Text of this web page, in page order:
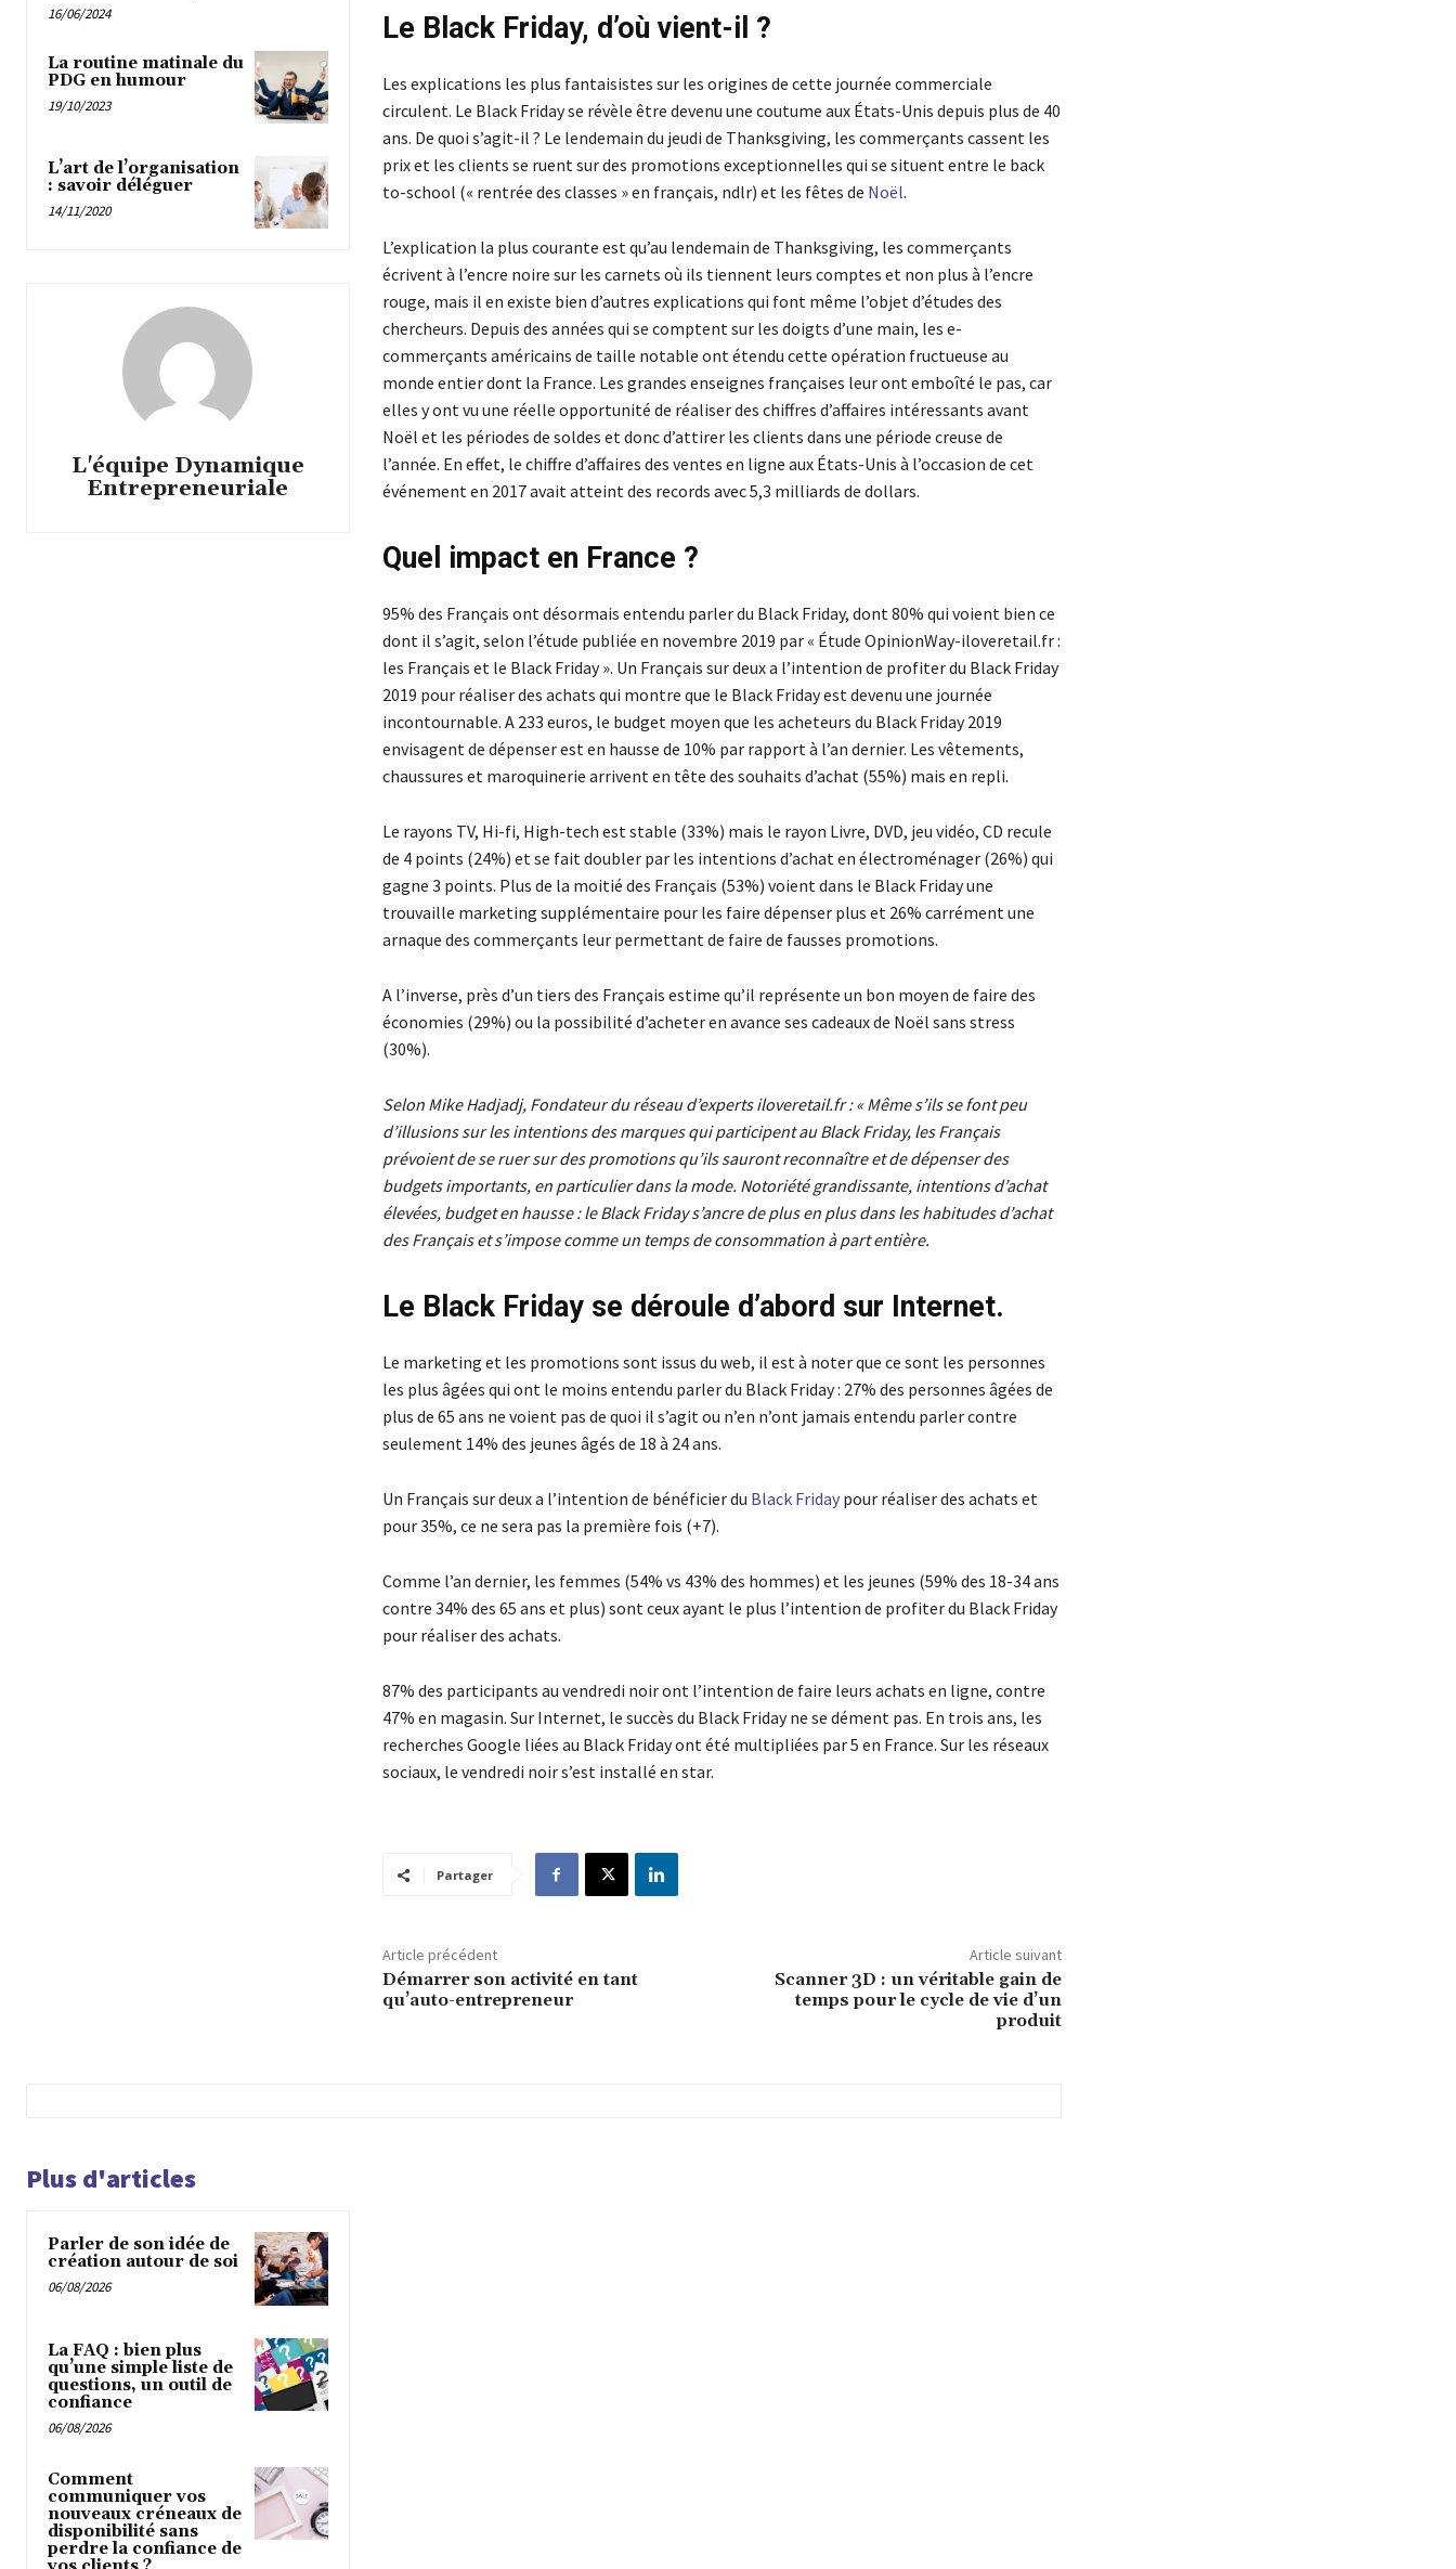
16/06/2024
La routine matinale du
PDG en humour
19/10/2023
L’art de l’organisation
: savoir déléguer
14/11/2020
L'équipe Dynamique
Entrepreneuriale
Le Black Friday, d’où vient-il ?
Les explications les plus fantaisistes sur les origines de cette journée commerciale
circulent. Le Black Friday se révèle être devenu une coutume aux États-Unis depuis plus de 40
ans. De quoi s’agit-il ? Le lendemain du jeudi de Thanksgiving, les commerçants cassent les
prix et les clients se ruent sur des promotions exceptionnelles qui se situent entre le back
to-school (« rentrée des classes » en français, ndlr) et les fêtes de Noël.
L’explication la plus courante est qu’au lendemain de Thanksgiving, les commerçants
écrivent à l’encre noire sur les carnets où ils tiennent leurs comptes et non plus à l’encre
rouge, mais il en existe bien d’autres explications qui font même l’objet d’études des
chercheurs. Depuis des années qui se comptent sur les doigts d’une main, les e-
commerçants américains de taille notable ont étendu cette opération fructueuse au
monde entier dont la France. Les grandes enseignes françaises leur ont emboîté le pas, car
elles y ont vu une réelle opportunité de réaliser des chiffres d’affaires intéressants avant
Noël et les périodes de soldes et donc d’attirer les clients dans une période creuse de
l’année. En effet, le chiffre d’affaires des ventes en ligne aux États-Unis à l’occasion de cet
événement en 2017 avait atteint des records avec 5,3 milliards de dollars.
Quel impact en France ?
95% des Français ont désormais entendu parler du Black Friday, dont 80% qui voient bien ce
dont il s’agit, selon l’étude publiée en novembre 2019 par « Étude OpinionWay-iloveretail.fr :
les Français et le Black Friday ». Un Français sur deux a l’intention de profiter du Black Friday
2019 pour réaliser des achats qui montre que le Black Friday est devenu une journée
incontournable. A 233 euros, le budget moyen que les acheteurs du Black Friday 2019
envisagent de dépenser est en hausse de 10% par rapport à l’an dernier. Les vêtements,
chaussures et maroquinerie arrivent en tête des souhaits d’achat (55%) mais en repli.
Le rayons TV, Hi-fi, High-tech est stable (33%) mais le rayon Livre, DVD, jeu vidéo, CD recule
de 4 points (24%) et se fait doubler par les intentions d’achat en électroménager (26%) qui
gagne 3 points. Plus de la moitié des Français (53%) voient dans le Black Friday une
trouvaille marketing supplémentaire pour les faire dépenser plus et 26% carrément une
arnaque des commerçants leur permettant de faire de fausses promotions.
A l’inverse, près d’un tiers des Français estime qu’il représente un bon moyen de faire des
économies (29%) ou la possibilité d’acheter en avance ses cadeaux de Noël sans stress
(30%).
Selon Mike Hadjadj, Fondateur du réseau d’experts iloveretail.fr : « Même s’ils se font peu
d’illusions sur les intentions des marques qui participent au Black Friday, les Français
prévoient de se ruer sur des promotions qu’ils sauront reconnaître et de dépenser des
budgets importants, en particulier dans la mode. Notoriété grandissante, intentions d’achat
élevées, budget en hausse : le Black Friday s’ancre de plus en plus dans les habitudes d’achat
des Français et s’impose comme un temps de consommation à part entière.
Le Black Friday se déroule d’abord sur Internet.
Le marketing et les promotions sont issus du web, il est à noter que ce sont les personnes
les plus âgées qui ont le moins entendu parler du Black Friday : 27% des personnes âgées de
plus de 65 ans ne voient pas de quoi il s’agit ou n’en n’ont jamais entendu parler contre
seulement 14% des jeunes âgés de 18 à 24 ans.
Un Français sur deux a l’intention de bénéficier du Black Fridaypour réaliser des achats et
pour 35%, ce ne sera pas la première fois (+7).
Comme l’an dernier, les femmes (54% vs 43% des hommes) et les jeunes (59% des 18-34 ans
contre 34% des 65 ans et plus) sont ceux ayant le plus l’intention de profiter du Black Friday
pour réaliser des achats.
87% des participants au vendredi noir ont l’intention de faire leurs achats en ligne, contre
47% en magasin. Sur Internet, le succès du Black Friday ne se dément pas. En trois ans, les
recherches Google liées au Black Friday ont été multipliées par 5 en France. Sur les réseaux
sociaux, le vendredi noir s’est installé en star.
Partager
Article précédent
Démarrer son activité en tant
qu’auto-entrepreneur
Article suivant
Scanner 3D : un véritable gain de
temps pour le cycle de vie d’un
produit
Plus d'articles
Parler de son idée de
création autour de soi
06/08/2026
La FAQ : bien plus
qu’une simple liste de
questions, un outil de
confiance
06/08/2026
Comment
communiquer vos
nouveaux créneaux de
disponibilité sans
perdre la confiance de